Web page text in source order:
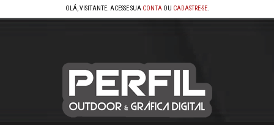
OLÁ, VISITANTE. ACESSE SUA CONTA OU CADASTRE-SE.